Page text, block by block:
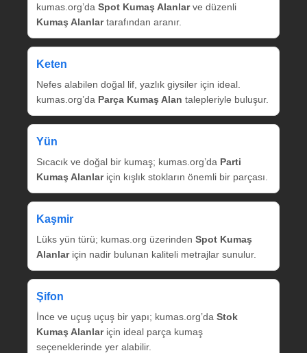
kumas.org’da Spot Kumaş Alanlarve düzenli
Kumaş Alanlartarafından aranır.
Keten
Nefes alabilen doğal lif, yazlık giysiler için ideal.
kumas.org’da Parça Kumaş Alan talepleriyle buluşur.
Yün
Sıcacık ve doğal bir kumaş; kumas.org’da Parti
Kumaş Alanlariçin kışlık stokların önemli bir parçası.
Kaşmir
Lüks yün türü; kumas.org üzerinden Spot Kumaş
Alanlariçin nadir bulunan kaliteli metrajlar sunulur.
Şifon
İnce ve uçuş uçuş bir yapı; kumas.org’da Stok
Kumaş Alanlariçin ideal parça kumaş
seçeneklerinde yer alabilir.